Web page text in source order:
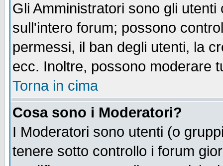
Gli Amministratori sono gli
sull'intero forum; possono
permessi, il ban degli utenti, la
ecc. Inoltre, possono moderare
Torna in cima
Cosa sono i Moderatori?
I Moderatori sono utenti (o
tenere sotto controllo i forum